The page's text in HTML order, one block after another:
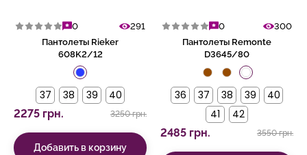
0
291
Пантолеты Rieker
608K2/12
37 38 39 40
2275 грн. 3250 грн.
Добавить в корзину
0
300
Пантолеты Remonte
D3645/80
36 37 38 39
40
41
42
2485 грн. 3550 грн.